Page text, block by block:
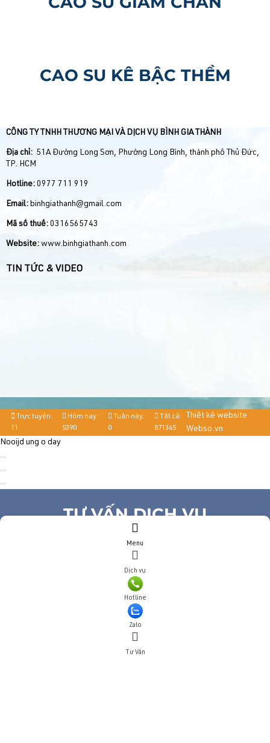
CAO SU KÊ BẬC THỀM
CÔNG TY TNHH THƯƠNG MẠI VÀ DỊCH VỤ BÌNH GIA THÀNH
Địa chỉ: 51A Đường Long Sơn, Phường Long Bình, thành phố Thủ Đức,
TP. HCM
Hotline: 0977 711 919
Email: binhgiathanh@gmail.com
Mã số thuế: 0316565743
Website: www.binhgiathanh.com
TIN TỨC & VIDEO
Trực tuyến:
11
Hôm nay:
5390
Tuần này:
0
Tất cả:
871345
Thiết kế website
Webso.vn
Menu
Dịch vụ
Hotline
Zalo
Tư Vấn
Nooijd ung o day
TƯ VẤN DỊCH VỤ